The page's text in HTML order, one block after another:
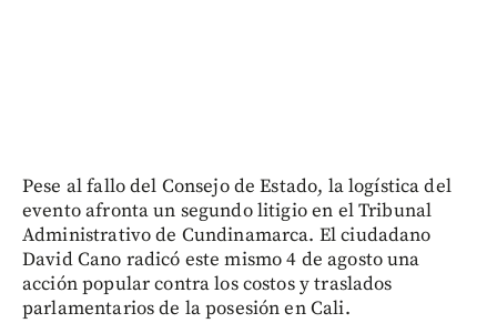
Pese al fallo del Consejo de Estado, la logística del
evento afronta un segundo litigio en el Tribunal
Administrativo de Cundinamarca. El ciudadano
David Cano radicó este mismo 4 de agosto una
acción popular contra los costos y traslados
parlamentarios de la posesión en Cali.